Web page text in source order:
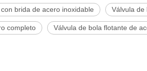
brida de acero inoxidable Válvula de
completo Válvula de bola flotante de